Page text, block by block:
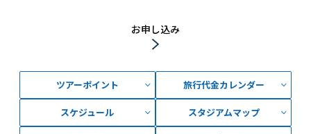
お申し込み
ツアーポイント 旅行代金カレンダー
スケジュール スタジアムマップ